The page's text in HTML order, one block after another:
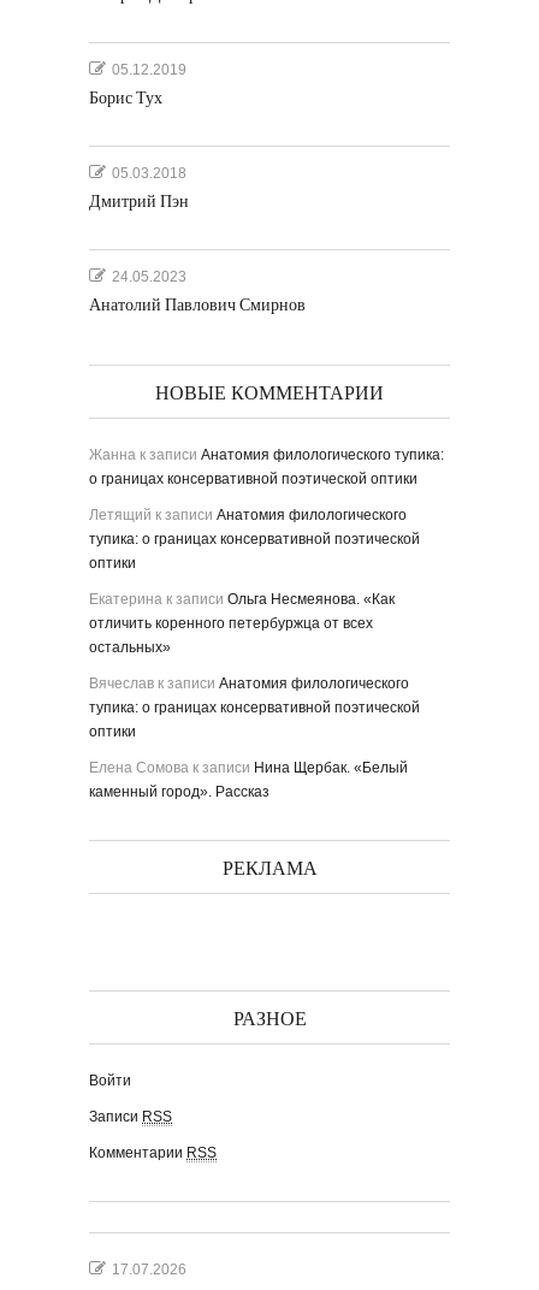
05.12.2019
Борис Тух
05.03.2018
Дмитрий Пэн
24.05.2023
Анатолий Павлович Смирнов
НОВЫЕ КОММЕНТАРИИ
Жанна к записи Анатомия филологического тупика:
о границах консервативной поэтической оптики
Летящий к записи Анатомия филологического
тупика: о границах консервативной поэтической
оптики
Екатерина к записи Ольга Несмеянова. «Как
отличить коренного петербуржца от всех
остальных»
Вячеслав к записи Анатомия филологического
тупика: о границах консервативной поэтической
оптики
Елена Сомова к записи Нина Щербак. «Белый
каменный город». Рассказ
РЕКЛАМА
РАЗНОЕ
Войти
Записи RSS
Комментарии RSS
17.07.2026